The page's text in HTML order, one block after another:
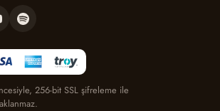
256-bit SSL şifreleme ile